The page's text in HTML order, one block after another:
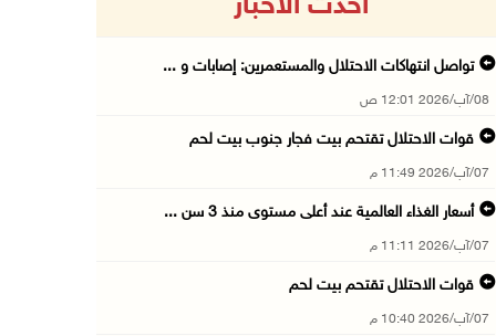
أحدث الاخبار
تواصل انتهاكات الاحتلال والمستعمرين: إصابات و ...
08/آب/2026 12:01 ص
قوات الاحتلال تقتحم بيت فجار جنوب بيت لحم
07/آب/2026 11:49 م
أسعار الغذاء العالمية عند أعلى مستوى منذ 3 سن ...
07/آب/2026 11:11 م
قوات الاحتلال تقتحم بيت لحم
07/آب/2026 10:40 م